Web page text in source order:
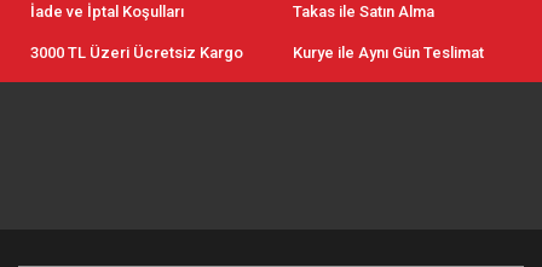
İade ve İptal Koşulları Takas ile Satın Alma
3000 TL Üzeri Ücretsiz Kargo Kurye ile Aynı Gün Teslimat